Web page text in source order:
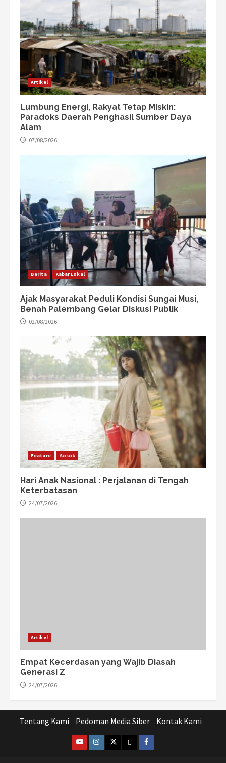
Artikel
Lumbung Energi, Rakyat Tetap Miskin:
Paradoks Daerah Penghasil Sumber Daya
Alam
07/08/2026
Berita Kabar Lokal
Ajak Masyarakat Peduli Kondisi Sungai Musi,
Benah Palembang Gelar Diskusi Publik
02/08/2026
Feature Sosok
Hari Anak Nasional : Perjalanan di Tengah
Keterbatasan
24/07/2026
Artikel
Empat Kecerdasan yang Wajib Diasah
Generasi Z
24/07/2026
Tentang Kami Pedoman Media Siber Kontak Kami
@lpm_limas
Instagram
TwitterWhatsApp
Facebook